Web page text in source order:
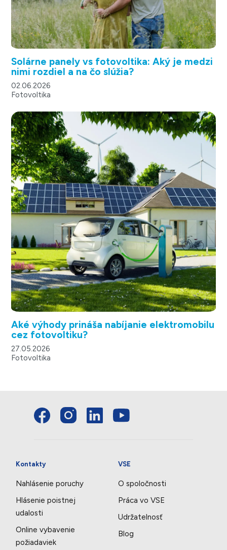
Solárne panely vs fotovoltika: Aký je medzi
nimi rozdiel a na čo slúžia?
02.06.2026
Fotovoltika
Aké výhody prináša nabíjanie elektromobilu
cez fotovoltiku?
27.05.2026
Fotovoltika
Kontakty
Nahlásenie poruchy
Hlásenie poistnej
udalosti
Online vybavenie
požiadaviek
VSE
O spoločnosti
Práca vo VSE
Udržatelnosť
Blog